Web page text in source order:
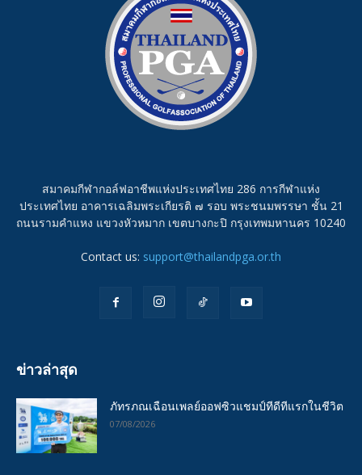
สมาคมกีฬากอล์ฟอาชีพแห่งประเทศไทย 286 การกีฬาแห่ง
ประเทศไทย อาคารเฉลิมพระเกียรติ ๗ รอบ พระชนมพรรษา ชั้น 21
ถนนรามคำแหง แขวงหัวหมาก เขตบางกะปิ กรุงเทพมหานคร 10240
Contact us: support@thailandpga.or.th
ข่าวล่าสุด
ภัทรภณเฉือนเพลย์ออฟซิวแชมป์ทีดีทีแรกในชีวิต
07/08/2026